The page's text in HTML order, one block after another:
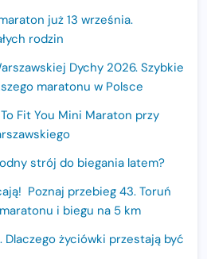
już 13 września.
rodzin
Dychy 2026. Szybkie
maratonu w Polsce
Fit You Mini Maraton przy
strój do biegania latem?
Poznaj przebieg 43. Toruń
i biegu na 5 km
życiówki przestają być